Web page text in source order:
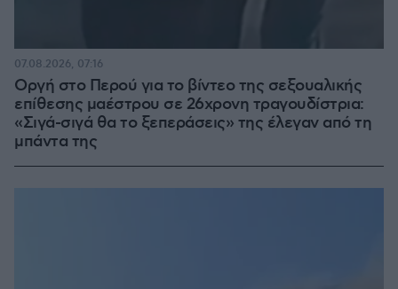
Οργή στο Περού για το βίντεο της σεξουαλικής
επίθεσης μαέστρου σε 26χρονη τραγουδίστρια:
«Σιγά-σιγά θα το ξεπεράσεις» της έλεγαν από τη
μπάντα της
07.08.2026, 07:16